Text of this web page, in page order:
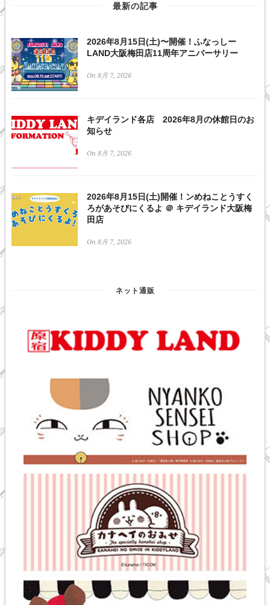
最新の記事
2026年8月15日(土)〜開催！ふなっしー
LAND大阪梅田店11周年アニバーサリー
On 8月 7, 2026
キデイランド各店 2026年8月の休館日のお
知らせ
On 8月 7, 2026
2026年8月15日(土)開催！ンめねことうすく
ろがあそびにくるよ ＠ キデイランド大阪梅
田店
On 8月 7, 2026
ネット通販